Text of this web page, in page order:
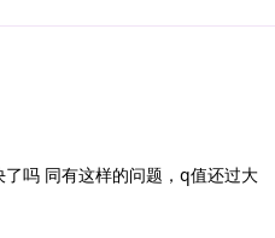
了吗 同有这样的问题，q值还过大